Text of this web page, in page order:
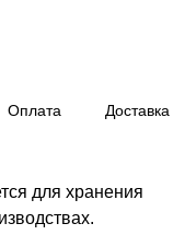
Оплата Доставка
для хранения